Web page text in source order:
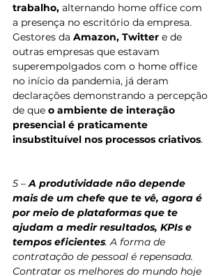
trabalho, alternando home office com
a presença no escritório da empresa.
Gestores da Amazon, Twitter e de
outras empresas que estavam
superempolgados com o home office
no início da pandemia, já deram
declarações demonstrando a percepção
de que o ambiente de interação
presencial é praticamente
insubstituível nos processos criativos.
5 – A produtividade não depende
mais de um chefe que te vê, agora é
por meio de plataformas que te
ajudam a medir resultados, KPIs e
tempos eficientes. A forma de
contratação de pessoal é repensada.
Contratar os melhores do mundo hoje